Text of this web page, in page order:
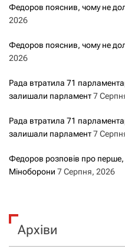
Федоров пояснив, чому не
2026
Федоров пояснив, чому не
2026
Рада втратила 71
залишали парламент7
Рада втратила 71
залишали парламент7
Федоров розповів про перше,
Міноборони 7 Серпня, 2026
Архіви